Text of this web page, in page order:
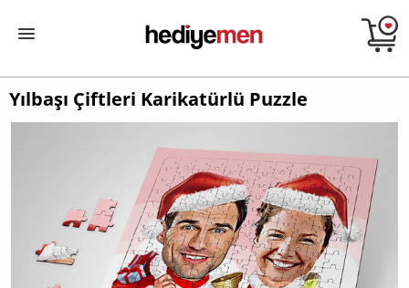
Yılbaşı Çiftleri Karikatürlü Puzzle